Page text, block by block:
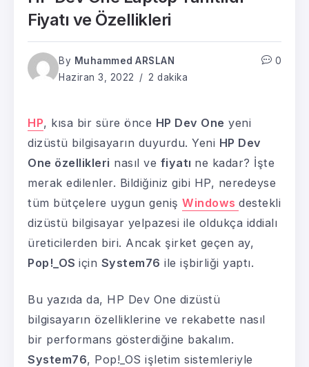
Fiyatı ve Özellikleri
By Muhammed ARSLAN
Haziran 3, 2022
2 dakika
0
HP, kısa bir süre önce HP Dev One yeni
dizüstü bilgisayarın duyurdu. Yeni HP Dev
One özellikleri nasıl ve fiyatı ne kadar? İşte
merak edilenler. Bildiğiniz gibi HP, neredeyse
tüm bütçelere uygun geniş Windows destekli
dizüstü bilgisayar yelpazesi ile oldukça iddialı
üreticilerden biri. Ancak şirket geçen ay,
Pop!_OS için System76 ile işbirliği yaptı.
Bu yazıda da, HP Dev One dizüstü
bilgisayarın özelliklerine ve rekabette nasıl
bir performans gösterdiğine bakalım.
System76, Pop!_OS işletim sistemleriyle